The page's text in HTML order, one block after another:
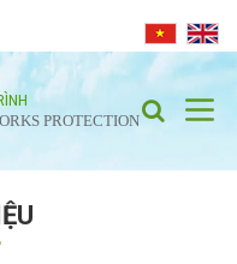
PROTECTION